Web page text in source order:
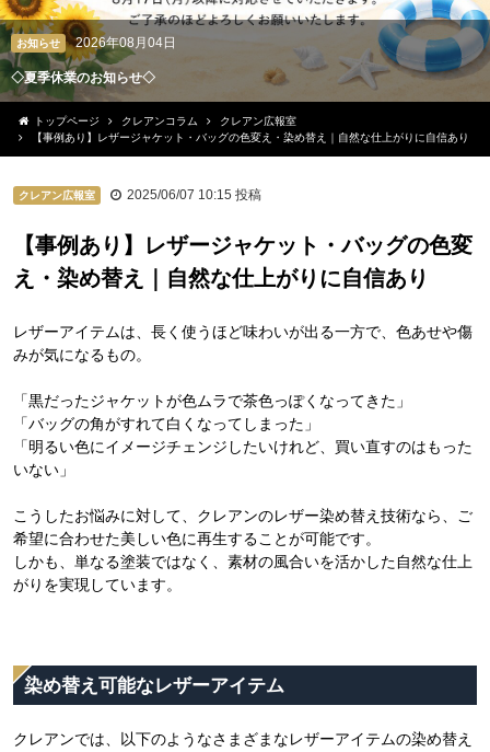
クレアン広報室 2026年08月04日
ペルシャ絨毯やギャッベも丸洗い。高
トップページ クレアンコラム
クレアン広報室
【事例あり】レザージャケット・バッグの色変え・染め替え｜自然な仕上がりに自信あり
クレアン広報室 2025/06/07 10:15 投稿
【事例あり】レザージャケット・バッグの色変
え・染め替え｜自然な仕上がりに自信あり
レザーアイテムは、長く使うほど味わいが出る一方で、色あせや傷
みが気になるもの。
「黒だったジャケットが色ムラで茶色っぽくなってきた」
「バッグの角がすれて白くなってしまった」
「明るい色にイメージチェンジしたいけれど、買い直すのはもった
いない」
こうしたお悩みに対して、クレアンのレザー染め替え技術なら、ご
希望に合わせた美しい色に再生することが可能です。
しかも、単なる塗装ではなく、素材の風合いを活かした自然な仕上
がりを実現しています。
染め替え可能なレザーアイテム
クレアンでは、以下のようなさまざまなレザーアイテムの染め替え